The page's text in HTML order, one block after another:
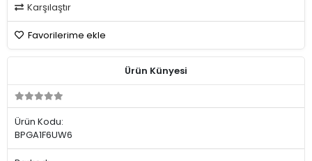
Karşılaştır
Favorilerime ekle
Ürün Künyesi
Ürün Kodu:
BPGA1F6UW6